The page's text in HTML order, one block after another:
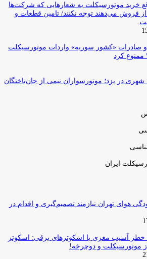
خرید موتورسیکلت به شعارهایی که شرکت‌ها
فروش می‌دهند توجه نکنند/ تامین قطعات و
و صادرات «کشور سوریه» واردات موتورسیکلت
در یزد؛ موتورسواران نیمی از جان‌باختگان
ایران
هوای تهران نیازمند تصمیم‌گیری و اقدام در
خطر آسیب مغزی با اسکوترهای برقی: اسکوتر
موتورسیکلت و دوچرخه!